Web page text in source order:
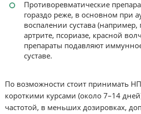
Противоревматические
гораздо реже, в основном при
воспалении сустава
артрите, псориазе, красной
препараты подавляют
суставе.
По возможности стоит принимать
короткими курсами (около 7–14
частотой, в меньших дозировках,